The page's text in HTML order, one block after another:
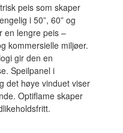
peis som skaper
i 50”, 60” og
en lengre peis –
kommersielle miljøer.
gir den en
Speilpanel i
det høye vinduet viser
Optiflame skaper